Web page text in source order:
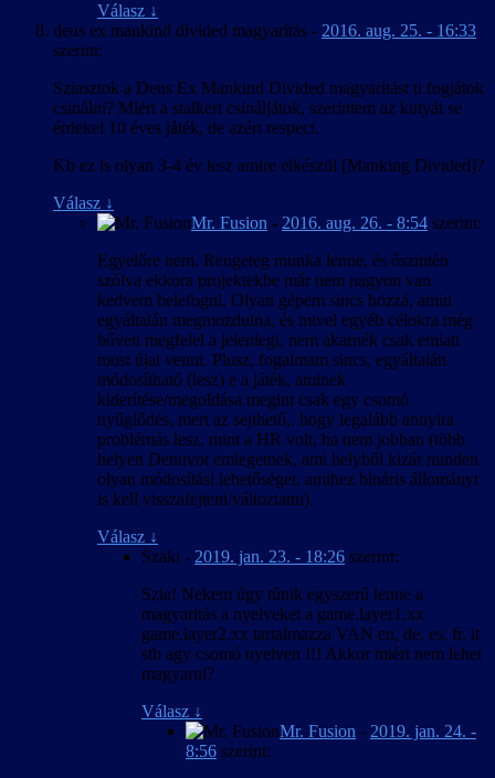
Válasz ↓
deus ex mankind divided magyarítás - 2016. aug. 25. - 16:33
szerint:
Sziasztok a Deus Ex Mankind Divided magyarítást ti fogjátok
csinálni? Miért a stalkert csináljátok, szerintem az kutyát se
érdekel 10 éves játék, de azért respect.
Kb ez is olyan 3-4 év lesz amire elkészül [Manking Divided]?
Válasz ↓
Mr. Fusion - 2016. aug. 26. - 8:54 szerint:
Egyelőre nem. Rengeteg munka lenne, és őszintén
szólva ekkora projektekbe már nem nagyon van
kedvem belefogni. Olyan gépem sincs hozzá, amin
egyáltalán megmozdulna, és mivel egyéb célokra még
bőven megfelel a jelenlegi, nem akarnék csak emiatt
most újat venni. Plusz, fogalmam sincs, egyáltalán
módosítható (lesz) e a játék, aminek
kiderítése/megoldása megint csak egy csomó
nyűglődés, mert az sejthető,. hogy legalább annyira
problémás lesz, mint a HR volt, ha nem jobban (több
helyen Denuvot emlegetnek, ami helyből kizár minden
olyan módosítási lehetőséget, amihez bináris állományt
is kell visszafejteni/változtatni).
Válasz ↓
Szaki - 2019. jan. 23. - 18:26 szerint:
Szia! Nekem úgy tűnik egyszerű lenne a
magyaritás a nyelveket a game.layer1.xx
game.layer2.xx tartalmazza VAN en, de, es, fr, it
stb agy csomó nyelven !!! Akkor miért nem lehet
magyarul?
Válasz ↓
Mr. Fusion - 2019. jan. 24. -
8:56 szerint: